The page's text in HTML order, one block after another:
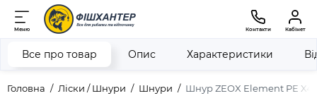
Меню Контакти Кабінет
Головна Ліски / Шнури Шнури Шнур ZEOX Element PE X4
Все про товар Опис Характеристики